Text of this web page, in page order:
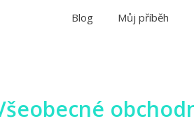
Blog Můj příběh